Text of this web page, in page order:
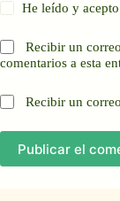
He leído y
Recibir un
comentarios a esta
Recibir un
Publicar el